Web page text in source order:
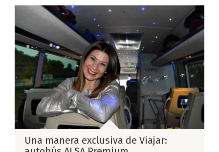
Una manera exclusiva de Viajar: